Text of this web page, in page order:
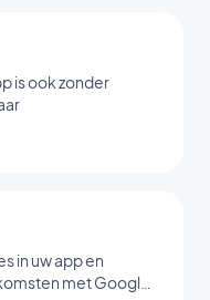
is ook zonder
in uw app en
met Google